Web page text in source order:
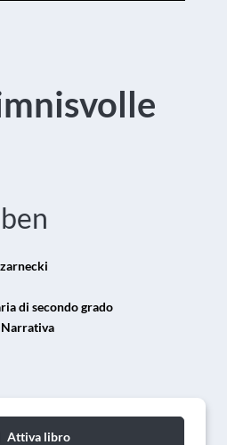
di secondo grado
Narrativa
Attiva libro